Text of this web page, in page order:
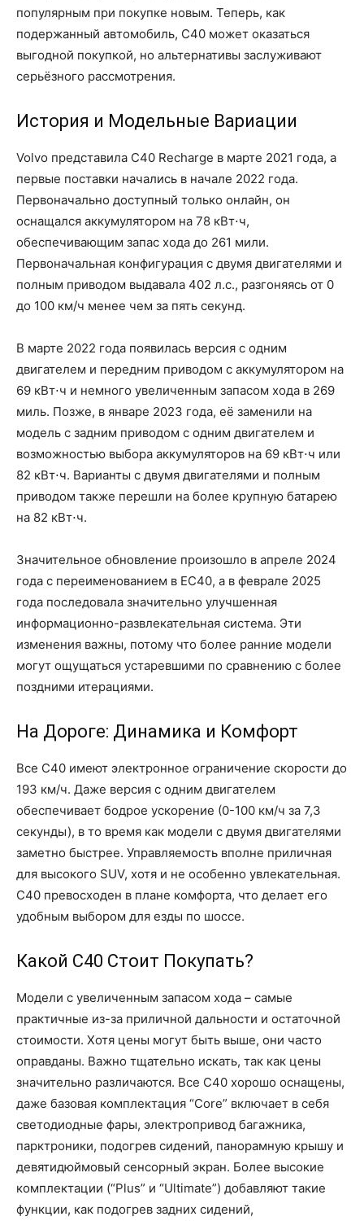
популярным при покупке новым. Теперь, как
подержанный автомобиль, C40 может оказаться
выгодной покупкой, но альтернативы заслуживают
серьёзного рассмотрения.
История и Модельные Вариации
Volvo представила C40 Recharge в марте 2021 года, а
первые поставки начались в начале 2022 года.
Первоначально доступный только онлайн, он
оснащался аккумулятором на 78 кВт⋅ч,
обеспечивающим запас хода до 261 мили.
Первоначальная конфигурация с двумя двигателями и
полным приводом выдавала 402 л.с., разгоняясь от 0
до 100 км/ч менее чем за пять секунд.
В марте 2022 года появилась версия с одним
двигателем и передним приводом с аккумулятором на
69 кВт⋅ч и немного увеличенным запасом хода в 269
миль. Позже, в январе 2023 года, её заменили на
модель с задним приводом с одним двигателем и
возможностью выбора аккумуляторов на 69 кВт⋅ч или
82 кВт⋅ч. Варианты с двумя двигателями и полным
приводом также перешли на более крупную батарею
на 82 кВт⋅ч.
Значительное обновление произошло в апреле 2024
года с переименованием в EC40, а в феврале 2025
года последовала значительно улучшенная
информационно-развлекательная система. Эти
изменения важны, потому что более ранние модели
могут ощущаться устаревшими по сравнению с более
поздними итерациями.
На Дороге: Динамика и Комфорт
Все C40 имеют электронное ограничение скорости до
193 км/ч. Даже версия с одним двигателем
обеспечивает бодрое ускорение (0-100 км/ч за 7,3
секунды), в то время как модели с двумя двигателями
заметно быстрее. Управляемость вполне приличная
для высокого SUV, хотя и не особенно увлекательная.
C40 превосходен в плане комфорта, что делает его
удобным выбором для езды по шоссе.
Какой C40 Стоит Покупать?
Модели с увеличенным запасом хода – самые
практичные из-за приличной дальности и остаточной
стоимости. Хотя цены могут быть выше, они часто
оправданы. Важно тщательно искать, так как цены
значительно различаются. Все C40 хорошо оснащены,
даже базовая комплектация “Core” включает в себя
светодиодные фары, электропривод багажника,
парктроники, подогрев сидений, панорамную крышу и
девятидюймовый сенсорный экран. Более высокие
комплектации (“Plus” и “Ultimate”) добавляют такие
функции, как подогрев задних сидений,